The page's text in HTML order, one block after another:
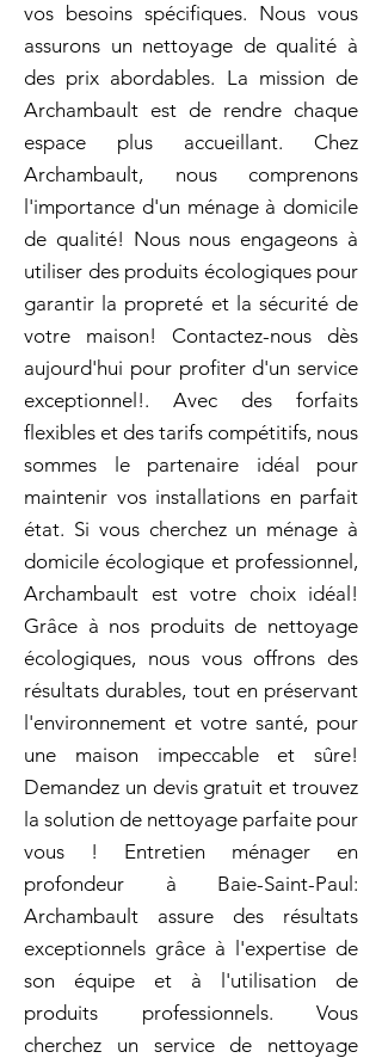
vos besoins spécifiques. Nous vous
assurons un nettoyage de qualité à
des prix abordables. La mission de
Archambault est de rendre chaque
espace plus accueillant. Chez
Archambault, nous comprenons
l'importance d'un ménage à domicile
de qualité! Nous nous engageons à
utiliser des produits écologiques pour
garantir la propreté et la sécurité de
votre maison! Contactez-nous dès
aujourd'hui pour profiter d'un service
exceptionnel!. Avec des forfaits
flexibles et des tarifs compétitifs, nous
sommes le partenaire idéal pour
maintenir vos installations en parfait
état. Si vous cherchez un ménage à
domicile écologique et professionnel,
Archambault est votre choix idéal!
Grâce à nos produits de nettoyage
écologiques, nous vous offrons des
résultats durables, tout en préservant
l'environnement et votre santé, pour
une maison impeccable et sûre!
Demandez un devis gratuit et trouvez
la solution de nettoyage parfaite pour
vous ! Entretien ménager en
profondeur à Baie-Saint-Paul:
Archambault assure des résultats
exceptionnels grâce à l'expertise de
son équipe et à l'utilisation de
produits professionnels. Vous
cherchez un service de nettoyage